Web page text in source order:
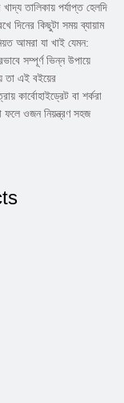
তালিকায় পর্যাপ্ত হেলদি
দিনের কিছুটা সময় ব্যায়াম
আমরা যা খাই যেমন:
সম্পূর্ণ ভিন্ন উপায়ে
তা এই বইয়ের
কার্বোহাইড্রেট বা শর্করা
ফলে ওজন নিয়ন্ত্রণ সহজ